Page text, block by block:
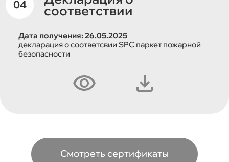
соответствии
Дата получения: 26.05.2025
декларация о соответсвии SPC паркет пожарной
безопасности
Смотреть сертификаты